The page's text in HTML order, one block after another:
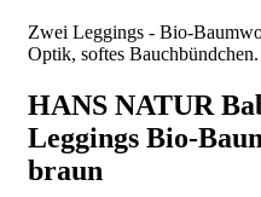
Zwei Leggings - Bio-
Optik, softes
HANS NATUR
Leggings Bio-
braun